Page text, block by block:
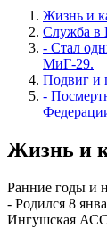
Жизнь и
Служба
- Стал
МиГ-29.
Подвиг и
-
Жизнь и
Ранние годы и
- Родился 8
Ингушская